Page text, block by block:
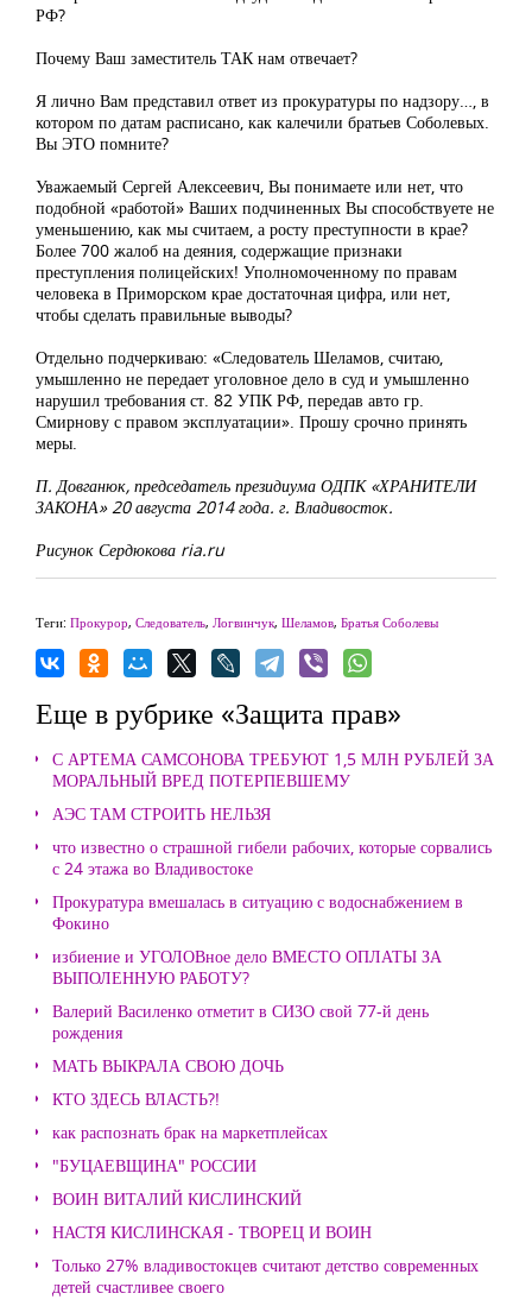
РФ?
Почему Ваш заместитель ТАК нам отвечает?
Я лично Вам представил ответ из прокуратуры по надзору…, в
котором по датам расписано, как калечили братьев Соболевых.
Вы ЭТО помните?
Уважаемый Сергей Алексеевич, Вы понимаете или нет, что
подобной «работой» Ваших подчиненных Вы способствуете не
уменьшению, как мы считаем, а росту преступности в крае?
Более 700 жалоб на деяния, содержащие признаки
преступления полицейских! Уполномоченному по правам
человека в Приморском крае достаточная цифра, или нет,
чтобы сделать правильные выводы?
Отдельно подчеркиваю: «Следователь Шеламов, считаю,
умышленно не передает уголовное дело в суд и умышленно
нарушил требования ст. 82 УПК РФ, передав авто гр.
Смирнову с правом эксплуатации». Прошу срочно принять
меры.
П. Довганюк, председатель президиума ОДПК «ХРАНИТЕЛИ
ЗАКОНА» 20 августа 2014 года. г. Владивосток.
Рисунок Сердюкова ria.ru
Теги: Прокурор, Следователь, Логвинчук, Шеламов, Братья Соболевы
Еще в рубрике «Защита прав»
С АРТЕМА САМСОНОВА ТРЕБУЮТ 1,5 МЛН РУБЛЕЙ ЗА
МОРАЛЬНЫЙ ВРЕД ПОТЕРПЕВШЕМУ
АЭС ТАМ СТРОИТЬ НЕЛЬЗЯ
что известно о страшной гибели рабочих, которые сорвались
с 24 этажа во Владивостоке
Прокуратура вмешалась в ситуацию с водоснабжением в
Фокино
избиение и УГОЛОВное дело ВМЕСТО ОПЛАТЫ ЗА
ВЫПОЛЕННУЮ РАБОТУ?
Валерий Василенко отметит в СИЗО свой 77-й день
рождения
МАТЬ ВЫКРАЛА СВОЮ ДОЧЬ
КТО ЗДЕСЬ ВЛАСТЬ?!
как распознать брак на маркетплейсах
"БУЦАЕВЩИНА" РОССИИ
ВОИН ВИТАЛИЙ КИСЛИНСКИЙ
НАСТЯ КИСЛИНСКАЯ - ТВОРЕЦ И ВОИН
Только 27% владивостокцев считают детство современных
детей счастливее своего